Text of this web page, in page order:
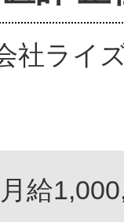
社ライ
月給